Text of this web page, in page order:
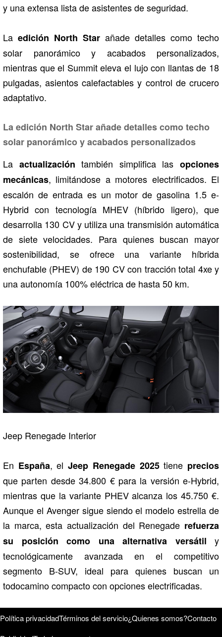
y una extensa lista de asistentes de seguridad.
La edición North Star añade detalles como techo
solar panorámico y acabados personalizados,
mientras que el Summit eleva el lujo con llantas de 18
pulgadas, asientos calefactables y control de crucero
adaptativo.
La edición North Star añade detalles como techo
solar panorámico y acabados personalizados
La actualización también simplifica lasopciones
mecánicas, limitándose a motores electrificados. El
escalón de entrada es un motor de gasolina 1.5 e-
Hybrid con tecnología MHEV (híbrido ligero), que
desarrolla 130 CV y utiliza una transmisión automática
de siete velocidades. Para quienes buscan mayor
sostenibilidad, se ofrece una variante híbrida
enchufable (PHEV) de 190 CV con tracción total 4xe y
una autonomía 100% eléctrica de hasta 50 km.
Jeep Renegade Interior
En España, elJeep Renegade 2025tiene precios
que parten desde 34.800 € para la versión e-Hybrid,
mientras que la variante PHEV alcanza los 45.750 €.
Aunque el Avenger sigue siendo el modelo estrella de
la marca, esta actualización del Renegade refuerza
su posición como una alternativa versátil y
tecnológicamente avanzada en el competitivo
segmento B-SUV, ideal para quienes buscan un
todocamino compacto con opciones electrificadas.
Política privacidadTérminos del servicio¿Quienes somos?Contacto